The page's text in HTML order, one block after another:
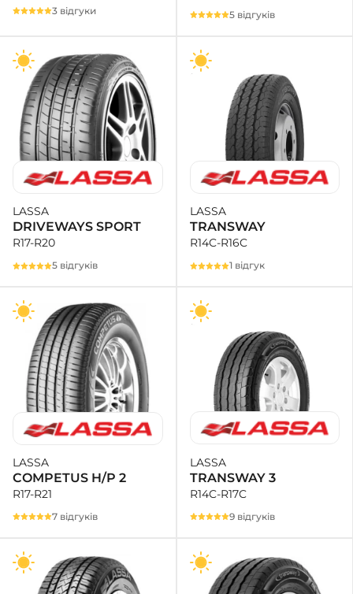
3 відгуки 5 відгуків
LASSA
DRIVEWAYS SPORT
R17-R20
5 відгуків
LASSA
TRANSWAY
R14C-R16C
1 відгук
LASSA
COMPETUS H/P 2
R17-R21
7 відгуків
LASSA
TRANSWAY 3
R14C-R17C
9 відгуків